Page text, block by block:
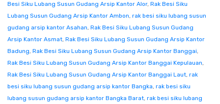
Besi Siku Lubang Susun Gudang Arsip Kantor Alor, Rak Besi Siku
Lubang Susun Gudang Arsip Kantor Ambon, rak besi siku lubang susun
gudang arsip kantor Asahan, Rak Besi Siku Lubang Susun Gudang
Arsip Kantor Asmat, Rak Besi Siku Lubang Susun Gudang Arsip Kantor
Badung, Rak Besi Siku Lubang Susun Gudang Arsip Kantor Banggai,
Rak Besi Siku Lubang Susun Gudang Arsip Kantor Banggai Kepulauan,
Rak Besi Siku Lubang Susun Gudang Arsip Kantor Banggai Laut, rak
besi siku lubang susun gudang arsip kantor Bangka, rak besi siku
lubang susun gudang arsip kantor Bangka Barat, rak besi siku lubang